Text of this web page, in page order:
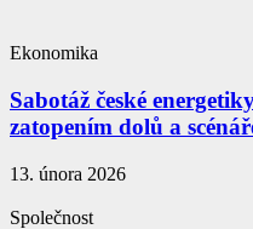
Ekonomika
Sabotáž české
zatopením dolů a
13. února 2026
Společnost